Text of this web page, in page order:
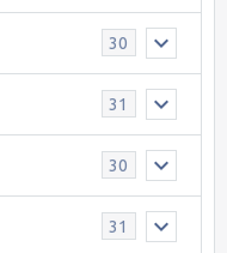
30
31
30
31